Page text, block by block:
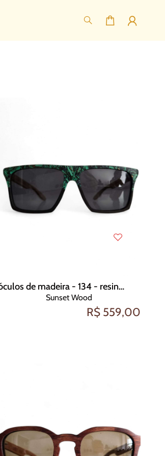
óculos de madeira - 134 - resina e madeira
Sunset Wood
R$ 559,00